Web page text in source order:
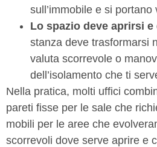
sull’immobile e si
Lo spazio deve aprirsi
stanza deve trasformarsi
valuta scorrevole o
dell’isolamento che ti
Nella pratica, molti uffici
pareti fisse per le sale che
mobili per le aree che
scorrevoli dove serve aprire e